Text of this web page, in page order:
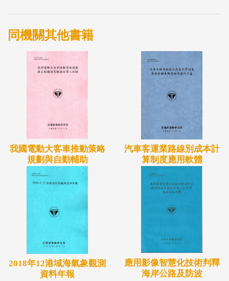
礎，再以AIS搭配勞氏資料庫建置沿海區域之船舶排
放量，以分析船舶排放空氣污染物對臺灣地區空氣品
質之影響。
SOx排放量分別為3150噸與1580噸。在臺灣地區五大
之間，最高為小港測站之5.88%；8小時平均臭氧介於
-11.13% ~ 1.45%之間，最高為仁武測站之1.45%；硫
氧化物介於0.67% ~ 33.5%之間，最高為前鎮及復興
測站之33.5%；氮氧化物介於0.29% ~ 25.1%之間，最
高為萬里測站之25.1%。在臺灣周遭海域船舶之排放
影響方面，細懸浮微粒介於2.41% ~ 17.7%之間，最
8.08%之間，最高為楠梓測站之8.08%；硫氧化物介於
6.72% ~ 25.4%之間，最高為萬里測站之25.4%；氮氧
化物介於-0.08% ~ 53.5%之間，最高為萬里測站之
同機關其他書籍
我國電動大客車推動策略
規劃與自動輔助
汽車客運業路線別成本計
算制度應用軟體
2018年12港域海氣象觀測
資料年報
應用影像智慧化技術判釋
海岸公路及防波